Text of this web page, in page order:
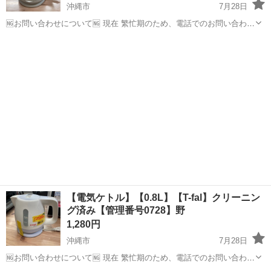
沖縄市
7月28日
🆖お問い合わせについて🆖 現在 繁忙期のため、電話でのお問い合わせ
【電気ケトル】【0.8L】【T-fal】クリーニン
グ済み【管理番号0728】野
1,280円
沖縄市
7月28日
🆖お問い合わせについて🆖 現在 繁忙期のため、電話でのお問い合わせ